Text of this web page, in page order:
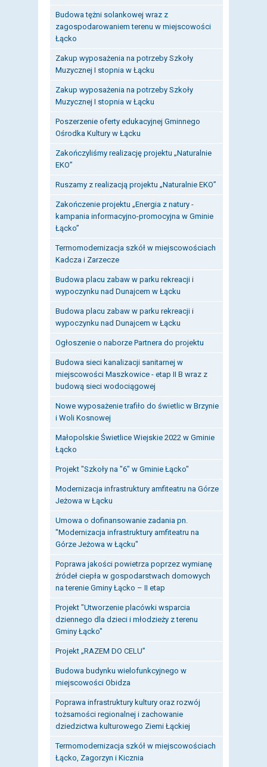
Budowa tężni solankowej wraz z
zagospodarowaniem terenu w miejscowości
Łącko
Zakup wyposażenia na potrzeby Szkoły
Muzycznej I stopnia w Łącku
Zakup wyposażenia na potrzeby Szkoły
Muzycznej I stopnia w Łącku
Poszerzenie oferty edukacyjnej Gminnego
Ośrodka Kultury w Łącku
Zakończyliśmy realizację projektu „Naturalnie
EKO”
Ruszamy z realizacją projektu „Naturalnie EKO”
Zakończenie projektu „Energia z natury -
kampania informacyjno-promocyjna w Gminie
Łącko”
Termomodernizacja szkół w miejscowościach
Kadcza i Zarzecze
Budowa placu zabaw w parku rekreacji i
wypoczynku nad Dunajcem w Łącku
Budowa placu zabaw w parku rekreacji i
wypoczynku nad Dunajcem w Łącku
Ogłoszenie o naborze Partnera do projektu
Budowa sieci kanalizacji sanitarnej w
miejscowości Maszkowice - etap II B wraz z
budową sieci wodociągowej
Nowe wyposażenie trafiło do świetlic w Brzynie
i Woli Kosnowej
Małopolskie Świetlice Wiejskie 2022 w Gminie
Łącko
Projekt "Szkoły na "6" w Gminie Łącko"
Modernizacja infrastruktury amfiteatru na Górze
Jeżowa w Łącku
Umowa o dofinansowanie zadania pn.
"Modernizacja infrastruktury amfiteatru na
Górze Jeżowa w Łącku"
Poprawa jakości powietrza poprzez wymianę
źródeł ciepła w gospodarstwach domowych
na terenie Gminy Łącko – II etap
Projekt "Utworzenie placówki wsparcia
dziennego dla dzieci i młodzieży z terenu
Gminy Łącko"
Projekt „RAZEM DO CELU”
Budowa budynku wielofunkcyjnego w
miejscowości Obidza
Poprawa infrastruktury kultury oraz rozwój
tożsamości regionalnej i zachowanie
dziedzictwa kulturowego Ziemi Łąckiej
Termomodernizacja szkół w miejscowościach
Łącko, Zagorzyn i Kicznia